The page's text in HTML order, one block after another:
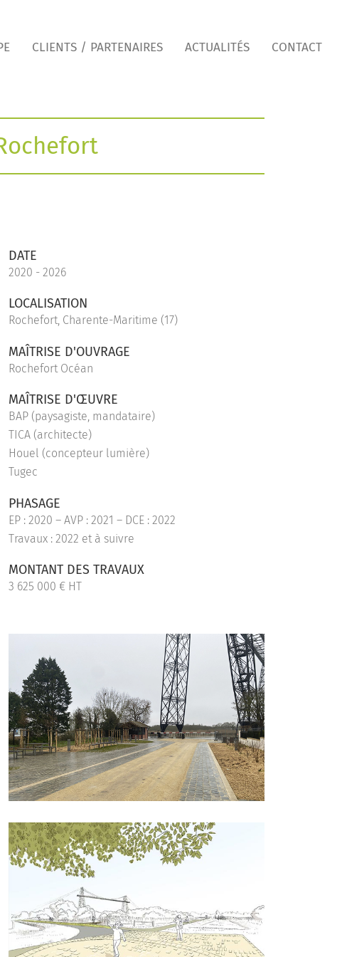
CLIENTS / PARTENAIRES ACTUALITÉS CONTACT
DATE
2020 - 2026
LOCALISATION
Rochefort, Charente-Maritime (17)
MAÎTRISE D'OUVRAGE
Rochefort Océan
MAÎTRISE D'ŒUVRE
BAP (paysagiste, mandataire)
TICA (architecte)
Houel (concepteur lumière)
Tugec
PHASAGE
EP : 2020 – AVP : 2021 – DCE : 2022
Travaux : 2022 et à suivre
MONTANT DES TRAVAUX
3 625 000 € HT